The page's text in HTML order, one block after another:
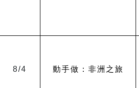
8/4 動手做：非洲之旅